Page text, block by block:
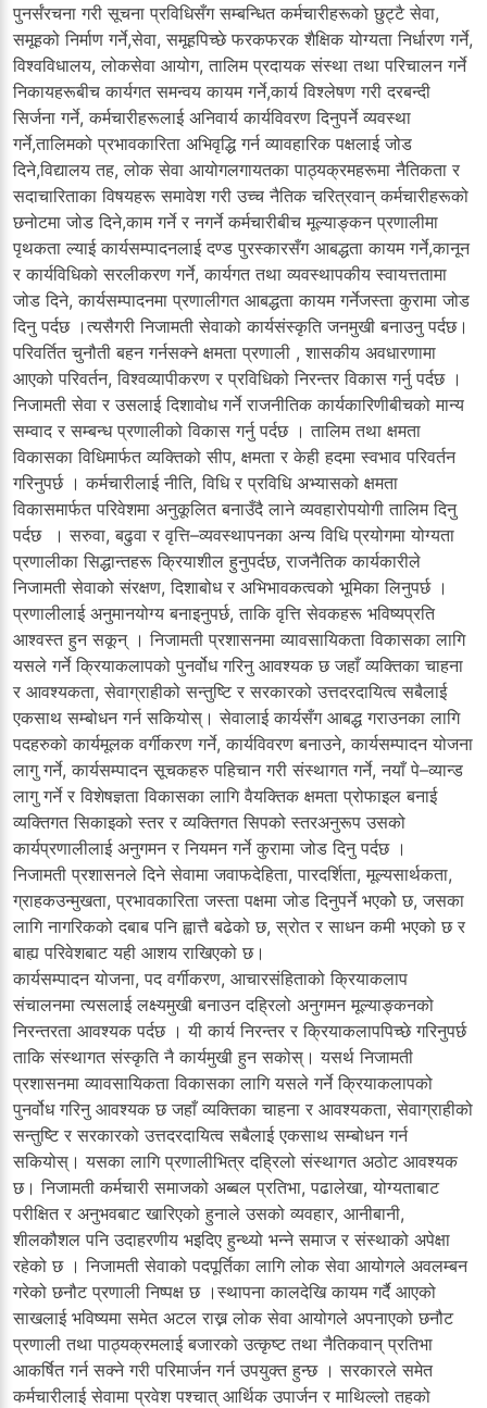
पुनर्संरचना गरी सूचना प्रविधिसँग सम्बन्धित कर्मचारीहरूको छुट्टै सेवा,
समूहको निर्माण गर्ने,सेवा, समूहपिच्छे फरकफरक शैक्षिक योग्यता निर्धारण गर्ने,
विश्वविधालय, लोकसेवा आयोग, तालिम प्रदायक संस्था तथा परिचालन गर्ने
निकायहरूबीच कार्यगत समन्वय कायम गर्ने,कार्य विश्लेषण गरी दरबन्दी
सिर्जना गर्ने, कर्मचारीहरूलाई अनिवार्य कार्यविवरण दिनुपर्ने व्यवस्था
गर्ने,तालिमको प्रभावकारिता अभिवृद्धि गर्न व्यावहारिक पक्षलाई जोड
दिने,विद्यालय तह, लोक सेवा आयोगलगायतका पाठ्यक्रमहरूमा नैतिकता र
सदाचारिताका विषयहरू समावेश गरी उच्च नैतिक चरित्रवान् कर्मचारीहरूको
छनोटमा जोड दिने,काम गर्ने र नगर्ने कर्मचारीबीच मूल्याङ्कन प्रणालीमा
पृथकता ल्याई कार्यसम्पादनलाई दण्ड पुरस्कारसँग आबद्धता कायम गर्ने,कानून
र कार्यविधिको सरलीकरण गर्ने, कार्यगत तथा व्यवस्थापकीय स्वायत्ततामा
जोड दिने, कार्यसम्पादनमा प्रणालीगत आबद्धता कायम गर्नेजस्ता कुरामा जोड
दिनु पर्दछ ।त्यसैगरी निजामती सेवाको कार्यसंस्कृति जनमुखी बनाउनु पर्दछ।
परिवर्तित चुनौती बहन गर्नसक्ने क्षमता प्रणाली , शासकीय अवधारणामा
आएको परिवर्तन, विश्वव्यापीकरण र प्रविधिको निरन्तर विकास गर्नु पर्दछ ।
निजामती सेवा र उसलाई दिशावोध गर्ने राजनीतिक कार्यकारिणीबीचको मान्य
सम्वाद र सम्बन्ध प्रणालीको विकास गर्नु पर्दछ । तालिम तथा क्षमता
विकासका विधिमार्फत व्यक्तिको सीप, क्षमता र केही हदमा स्वभाव परिवर्तन
गरिनुपर्छ । कर्मचारीलाई नीति, विधि र प्रविधि अभ्यासको क्षमता
विकासमार्फत परिवेशमा अनुकूलित बनाउँदै लाने व्यवहारोपयोगी तालिम दिनु
पर्दछ । सरुवा, बढुवा र वृत्ति–व्यवस्थापनका अन्य विधि प्रयोगमा योग्यता
प्रणालीका सिद्धान्तहरू क्रियाशील हुनुपर्दछ, राजनैतिक कार्यकारीले
निजामती सेवाको संरक्षण, दिशाबोध र अभिभावकत्वको भूमिका लिनुपर्छ ।
प्रणालीलाई अनुमानयोग्य बनाइनुपर्छ, ताकि वृत्ति सेवकहरू भविष्यप्रति
आश्वस्त हुन सकून् । निजामती प्रशासनमा व्यावसायिकता विकासका लागि
यसले गर्ने क्रियाकलापको पुनर्वोध गरिनु आवश्यक छ जहाँ व्यक्तिका चाहना
र आवश्यकता, सेवाग्राहीको सन्तुष्टि र सरकारको उत्तदरदायित्व सबैलाई
एकसाथ सम्बोधन गर्न सकियोस्। सेवालाई कार्यसँग आबद्ध गराउनका लागि
पदहरुको कार्यमूलक वर्गीकरण गर्ने, कार्यविवरण बनाउने, कार्यसम्पादन योजना
लागु गर्ने, कार्यसम्पादन सूचकहरु पहिचान गरी संस्थागत गर्ने, नयाँ पे–व्यान्ड
लागु गर्ने र विशेषज्ञता विकासका लागि वैयक्तिक क्षमता प्रोफाइल बनाई
व्यक्तिगत सिकाइको स्तर र व्यक्तिगत सिपको स्तरअनुरूप उसको
कार्यप्रणालीलाई अनुगमन र नियमन गर्ने कुरामा जोड दिनु पर्दछ ।
निजामती प्रशासनले दिने सेवामा जवाफदेहिता, पारदर्शिता, मूल्यसार्थकता,
ग्राहकउन्मुखता, प्रभावकारिता जस्ता पक्षमा जोड दिनुपर्ने भएकोे छ, जसका
लागि नागरिकको दबाब पनि ह्वात्तै बढेको छ, स्रोत र साधन कमी भएको छ र
बाह्य परिवेशबाट यही आशय राखिएको छ।
कार्यसम्पादन योजना, पद वर्गीकरण, आचारसंहिताको क्रियाकलाप
संचालनमा त्यसलाई लक्ष्यमुखी बनाउन दह्रिलो अनुगमन मूल्याङ्कनको
निरन्तरता आवश्यक पर्दछ । यी कार्य निरन्तर र क्रियाकलापपिच्छे गरिनुपर्छ
ताकि संस्थागत संस्कृति नै कार्यमुखी हुन सकोस्। यसर्थ निजामती
प्रशासनमा व्यावसायिकता विकासका लागि यसले गर्ने क्रियाकलापको
पुनर्वोध गरिनु आवश्यक छ जहाँ व्यक्तिका चाहना र आवश्यकता, सेवाग्राहीको
सन्तुष्टि र सरकारको उत्तदरदायित्व सबैलाई एकसाथ सम्बोधन गर्न
सकियोस्। यसका लागि प्रणालीभित्र दह्रिलो संस्थागत अठोट आवश्यक
छ। निजामती कर्मचारी समाजको अब्बल प्रतिभा, पढालेखा, योग्यताबाट
परीक्षित र अनुभवबाट खारिएको हुनाले उसको व्यवहार, आनीबानी,
शीलकौशल पनि उदाहरणीय भइदिए हुन्थ्यो भन्ने समाज र संस्थाको अपेक्षा
रहेको छ । निजामती सेवाको पदपूर्तिका लागि लोक सेवा आयोगले अवलम्बन
गरेको छनौट प्रणाली निष्पक्ष छ ।स्थापना कालदेखि कायम गर्दै आएको
साखलाई भविष्यमा समेत अटल राख्न लोक सेवा आयोगले अपनाएको छनौट
प्रणाली तथा पाठ्यक्रमलाई बजारको उत्कृष्ट तथा नैतिकवान् प्रतिभा
आकर्षित गर्न सक्ने गरी परिमार्जन गर्न उपयुक्त हुन्छ । सरकारले समेत
कर्मचारीलाई सेवामा प्रवेश पश्चात् आर्थिक उपार्जन र माथिल्लो तहको